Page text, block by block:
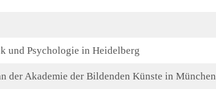
und Psychologie in Heidelberg
der Akademie der Bildenden Künste in München